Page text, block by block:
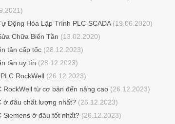
Động Hóa Lập Trình PLC-SCADA(19.06.2020)
Chữa Biến Tần (13.02.2020)
tần cấp tốc (28.12.2023)
tần uy tín (28.12.2023)
RockWell (26.12.2023)
RockWell từ cơ bản đến nâng cao (26.12.2023)
ở đâu chất lượng nhất? (26.12.2023)
Siemens ở đâu tốt nhất? (26.12.2023)